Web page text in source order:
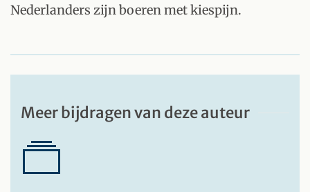
Nederlanders zijn boeren met kiespijn.
Meer bijdragen van deze auteur